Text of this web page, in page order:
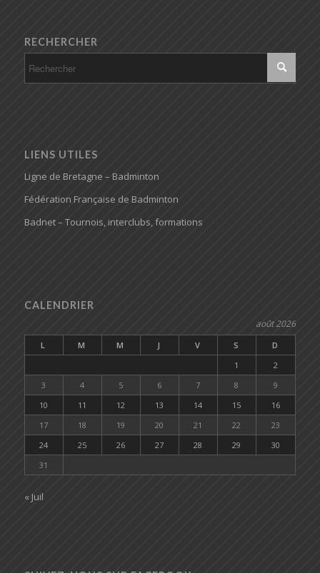
RECHERCHER
LIENS UTILES
Ligne de Bretagne – Badminton
Fédération Française de Badminton
Badnet – Tournois, interclubs, formations
CALENDRIER
août 2026
L M M J V S
D
1
2
3
4 5 6 7 8
9
10
11 12 13 14 15
16
17
18 19 20 21 22
23
24
25 26 27 28 29
30
31
« Juil